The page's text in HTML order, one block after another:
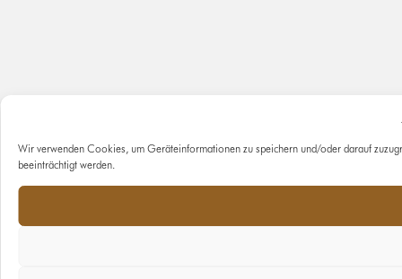
Wir verwenden Cookies, um Geräteinformationen zu speichern und/oder darauf
beeinträchtigt werden.